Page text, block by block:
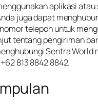
aplikasi
juga dapat
telepon untuk
tentang pengiriman
Sentra World
813 8842 8842.